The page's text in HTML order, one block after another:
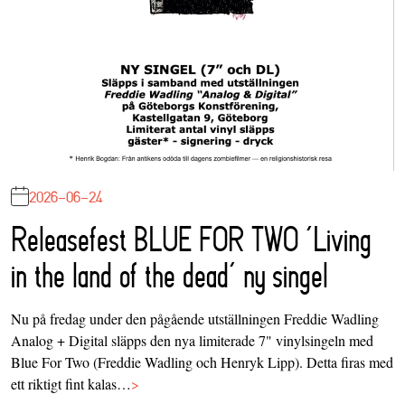
2026-06-24
Releasefest BLUE FOR TWO ‘Living
in the land of the dead’ ny singel
Nu på fredag under den pågående utställningen Freddie Wadling
Analog + Digital släpps den nya limiterade 7" vinylsingeln med
Blue For Two (Freddie Wadling och Henryk Lipp). Detta firas med
ett riktigt fint kalas…>